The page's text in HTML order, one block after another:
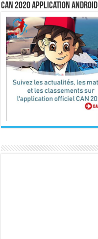
CAN 2020 Application Android